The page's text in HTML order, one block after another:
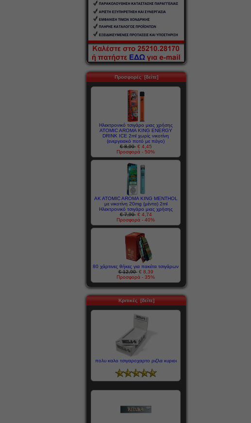
Προσφορές [δείτε]
Ηλεκτρονικό τσιγάρο μιας χρήσης
ATOMIC AROMA KING ENERGY
DRINK ICE 2ml χωρίς νικοτίνη
(ενεργειακό ποτό με πάγο)
€ 8,90 € 4,45
Προσφορά - 50%
AK ATOMIC AROMA KING MENTHOL
με νικοτίνη 20mg (μέντα) 2ml
Ηλεκτρονικό τσιγάρο μιας χρήσης
€ 7,90 € 4,74
Προσφορά - 40%
80 χάρτινες θήκες για πακέτα τσιγάρων
€ 12,90 € 8,39
Προσφορά - 35%
Κριτικές [δείτε]
πολυ καλο τσιγαροχαρτο ριζλα κυριοι